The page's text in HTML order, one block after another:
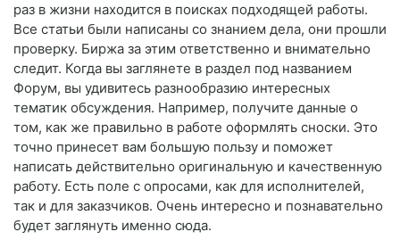
раз в жизни находится в поисках подходящей работы.
Все статьи были написаны со знанием дела, они прошли
проверку. Биржа за этим ответственно и внимательно
следит. Когда вы заглянете в раздел под названием
Форум, вы удивитесь разнообразию интересных
тематик обсуждения. Например, получите данные о
том, как же правильно в работе оформлять сноски. Это
точно принесет вам большую пользу и поможет
написать действительно оригинальную и качественную
работу. Есть поле с опросами, как для исполнителей,
так и для заказчиков. Очень интересно и познавательно
будет заглянуть именно сюда.